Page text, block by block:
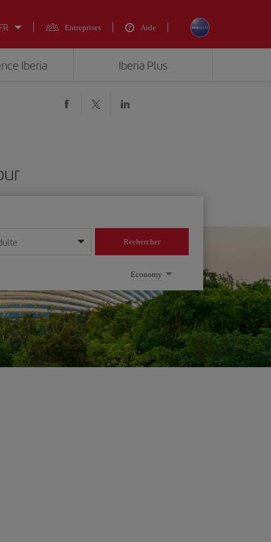
Entreprises Aide
Iberia Iberia Plus
année
Rechercher
Economy